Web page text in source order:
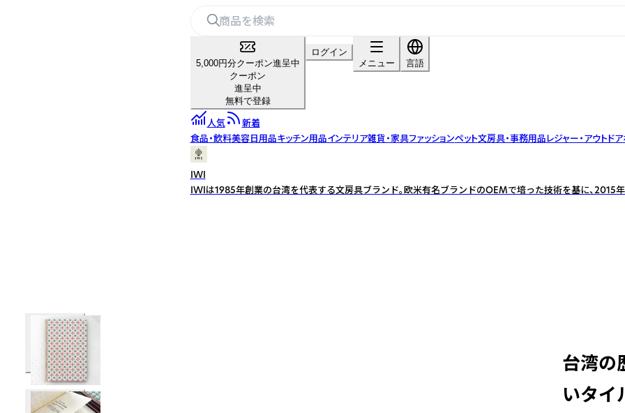
5,000円分クーポン進呈中
クーポン
進呈中
無料で登録
ログイン
メニュー
言語
人気
新着
食品・飲料美容日用品キッチン用品インテリア雑貨・家具ファッションペット文房具・事務用品レジャー・アウトドア
IWI
IWIは1985年創業の台湾を代表する文房具ブランド。欧米有名ブランドのOEMで培った技術を基に、2015
台湾の
いタ